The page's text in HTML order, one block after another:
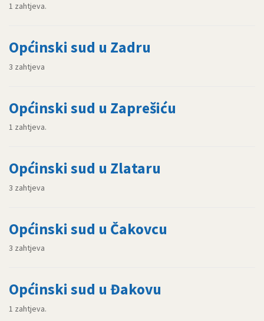
1 zahtjeva.
Općinski sud u Zadru
3 zahtjeva
Općinski sud u Zaprešiću
1 zahtjeva.
Općinski sud u Zlataru
3 zahtjeva
Općinski sud u Čakovcu
3 zahtjeva
Općinski sud u Đakovu
1 zahtjeva.